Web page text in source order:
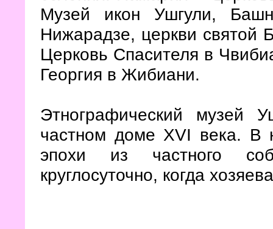
Музей икон Ушгули,
Нижарадзе, церкви святой
Церковь Спасителя в
Георгия в Жибиани.
Этнографический
частном доме XVI века. В
эпохи из частного
круглосуточно, когда